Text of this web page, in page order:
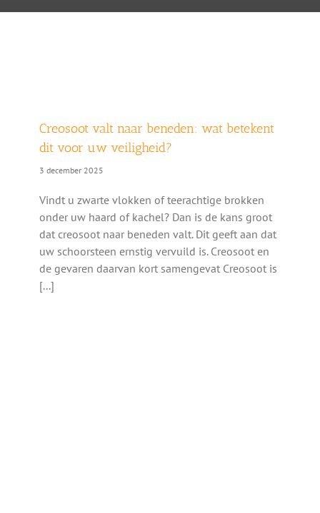
Creosoot valt naar beneden: wat betekent
dit voor uw veiligheid?
3 december 2025
Vindt u zwarte vlokken of teerachtige brokken
onder uw haard of kachel? Dan is de kans groot
dat creosoot naar beneden valt. Dit geeft aan dat
uw schoorsteen ernstig vervuild is. Creosoot en
de gevaren daarvan kort samengevat Creosoot is
[...]